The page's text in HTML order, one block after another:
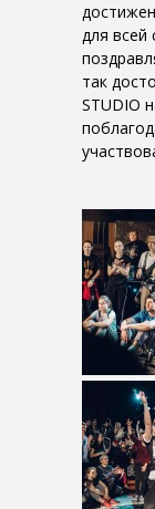
для всей
так
STUDIO